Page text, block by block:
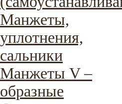
Манжеты,
уплотнения,
сальники
Манжеты V –
образные